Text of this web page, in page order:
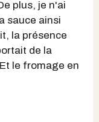
plus, je n'ai
sauce ainsi
la présence
de la
le fromage en